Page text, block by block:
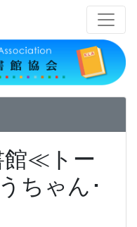
館≪トー
ちゃん･